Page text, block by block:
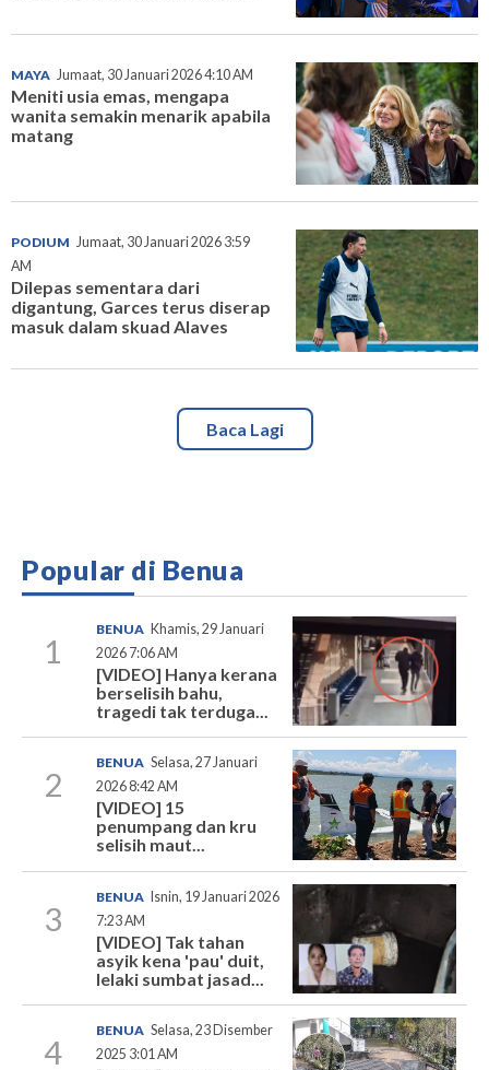
MAYA Jumaat, 30 Januari 2026 4:10 AM
Meniti usia emas, mengapa
wanita semakin menarik apabila
matang
PODIUM Jumaat, 30 Januari 2026 3:59
AM
Dilepas sementara dari
digantung, Garces terus diserap
masuk dalam skuad Alaves
Baca Lagi
Popular di Benua
1
BENUA Khamis, 29 Januari
2026 7:06 AM
[VIDEO] Hanya kerana
berselisih bahu,
tragedi tak terduga...
2
BENUA Selasa, 27 Januari
2026 8:42 AM
[VIDEO] 15
penumpang dan kru
selisih maut...
3
BENUA Isnin, 19 Januari 2026
7:23 AM
[VIDEO] Tak tahan
asyik kena 'pau' duit,
lelaki sumbat jasad...
4
BENUA Selasa, 23 Disember
2025 3:01 AM